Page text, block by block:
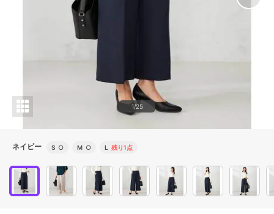
1/25
ネイビー S ○ M ○ L 残り1点